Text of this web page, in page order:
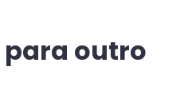
outro